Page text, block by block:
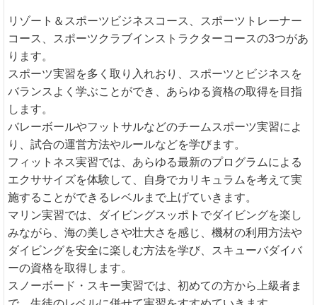
リゾート＆スポーツビジネスコース、スポーツトレーナー
コース、スポーツクラブインストラクターコースの3つがあ
ります。
スポーツ実習を多く取り入れおり、スポーツとビジネスを
バランスよく学ぶことができ、あらゆる資格の取得を目指
します。
バレーボールやフットサルなどのチームスポーツ実習によ
り、試合の運営方法やルールなどを学びます。
フィットネス実習では、あらゆる最新のプログラムによる
エクササイズを体験して、自身でカリキュラムを考えて実
施することができるレベルまで上げていきます。
マリン実習では、ダイビングスッポトでダイビングを楽し
みながら、海の美しさや壮大さを感じ、機材の利用方法や
ダイビングを安全に楽しむ方法を学び、スキューバダイバ
ーの資格を取得します。
スノーボード・スキー実習では、初めての方から上級者ま